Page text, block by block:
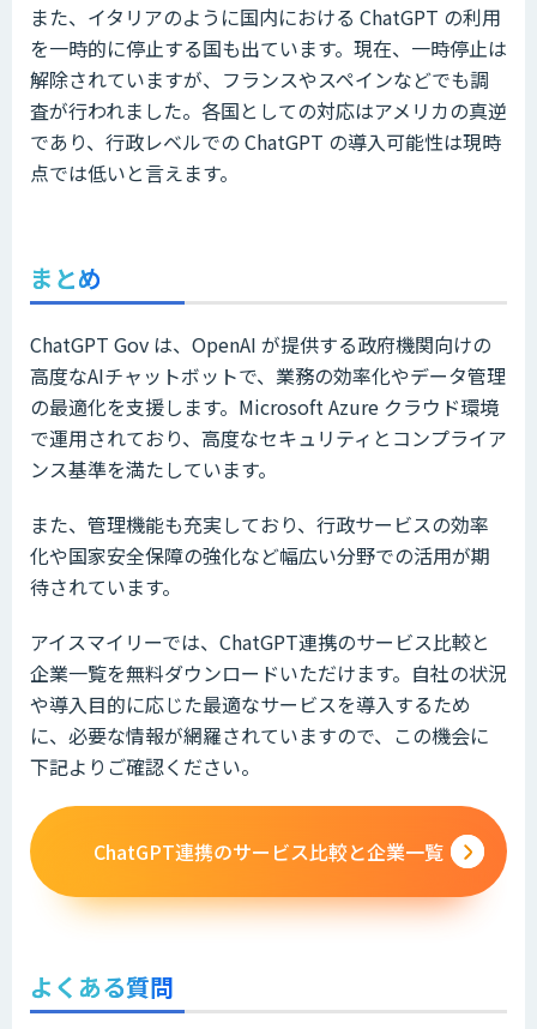
また、イタリアのように国内における ChatGPT の利用
を一時的に停止する国も出ています。現在、一時停止は
解除されていますが、フランスやスペインなどでも調
査が行われました。各国としての対応はアメリカの真逆
であり、行政レベルでの ChatGPT の導入可能性は現時
点では低いと言えます。
まとめ
ChatGPT Gov は、OpenAI が提供する政府機関向けの
高度なAIチャットボットで、業務の効率化やデータ管理
の最適化を支援します。Microsoft Azure クラウド環境
で運用されており、高度なセキュリティとコンプライア
ンス基準を満たしています。
また、管理機能も充実しており、行政サービスの効率
化や国家安全保障の強化など幅広い分野での活用が期
待されています。
アイスマイリーでは、ChatGPT連携のサービス比較と
企業一覧を無料ダウンロードいただけます。自社の状況
や導入目的に応じた最適なサービスを導入するため
に、必要な情報が網羅されていますので、この機会に
下記よりご確認ください。
ChatGPT連携のサービス比較と企業一覧
よくある質問